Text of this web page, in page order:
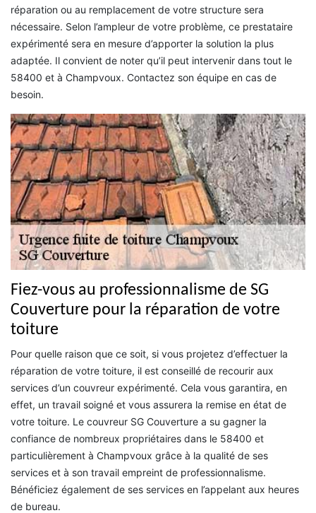
réparation ou au remplacement de votre structure sera
nécessaire. Selon l’ampleur de votre problème, ce prestataire
expérimenté sera en mesure d’apporter la solution la plus
adaptée. Il convient de noter qu’il peut intervenir dans tout le
58400 et à Champvoux. Contactez son équipe en cas de
besoin.
Fiez-vous au professionnalisme de SG
Couverture pour la réparation de votre
toiture
Pour quelle raison que ce soit, si vous projetez d’effectuer la
réparation de votre toiture, il est conseillé de recourir aux
services d’un couvreur expérimenté. Cela vous garantira, en
effet, un travail soigné et vous assurera la remise en état de
votre toiture. Le couvreur SG Couverture a su gagner la
confiance de nombreux propriétaires dans le 58400 et
particulièrement à Champvoux grâce à la qualité de ses
services et à son travail empreint de professionnalisme.
Bénéficiez également de ses services en l’appelant aux heures
de bureau.